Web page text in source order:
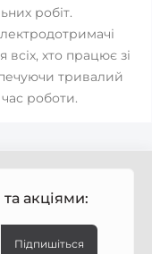
робіт.
хто працює зі
тривалий
роботи.
акціями:
Підпишіться